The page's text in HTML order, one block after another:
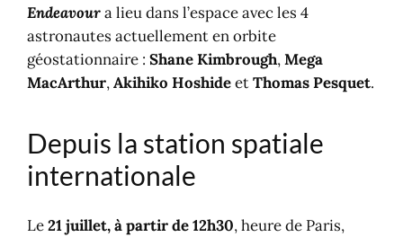
Endeavoura lieu dans l’espace avec les 4
astronautes actuellement en orbite
géostationnaire :Shane Kimbrough,Mega
MacArthur,Akihiko HoshideetThomas Pesquet.
Depuis la station spatiale
internationale
Le21 juillet, à partir de 12h30, heure de Paris,